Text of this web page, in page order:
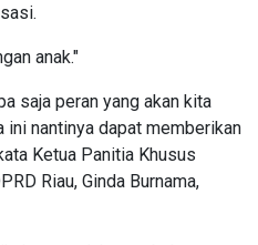
anak."
saja peran yang akan kita
ini nantinya dapat memberikan
Ketua Panitia Khusus
Riau, Ginda Burnama,